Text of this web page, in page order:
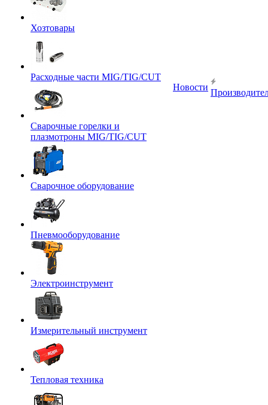
Хозтовары
Расходные части MIG/TIG/CUT
Сварочные горелки и
плазмотроны MIG/TIG/CUT
Сварочное оборудование
Пневмооборудование
Электроинструмент
Измерительный инструмент
Тепловая техника
Новости